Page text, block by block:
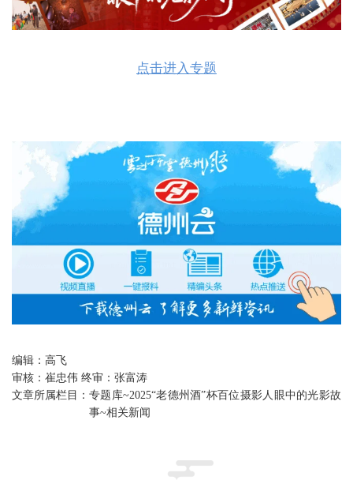
点击进入专题
编辑： 高飞
审核： 崔忠伟 终审：张富涛
文章所属栏目： 专题库~2025“老德州酒”杯百位摄影人眼中的光影故
事~相关新闻